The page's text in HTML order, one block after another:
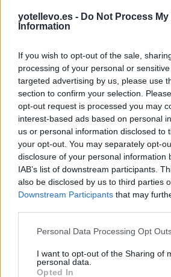
yotellevo.es - Do Not Process My
Information
If you wish to opt-out of the sale,
processing of your personal or
targeted advertising by us, please use
section to confirm your selection.
opt-out request is processed you may
interest-based ads based on personal
us or personal information disclosed to
your opt-out. You may separately opt-
disclosure of your personal information
IAB’s list of downstream participants.
also be disclosed by us to third parties
Downstream Participants that may
Personal Data Processing Opt
I want to opt-out of the Sharing of
personal data.
Opted In
Caldes de Malavella
Cassàde la Selvaa 5,98
kilómetros
Aiguavivaa 6,07
kilómetros
Vilablareixa 7,52
kilómetros
Salta 9,09 kilómetros
Gironaa 10,02 kilómetros
Barcelonaa 76,99
kilómetros
Tarragonaa 155,70
kilómetros
Lleidaa 183,30 kilómetros